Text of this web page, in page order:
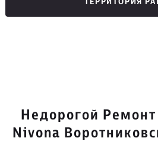
ТЕРРИТОРИЯ
Недорогой
Nivona